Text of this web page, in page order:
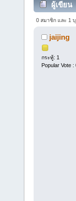
ผู้เขียน
0 สมาชิก และ 1
jaijing
กระทู้: 1
Popular Vote :